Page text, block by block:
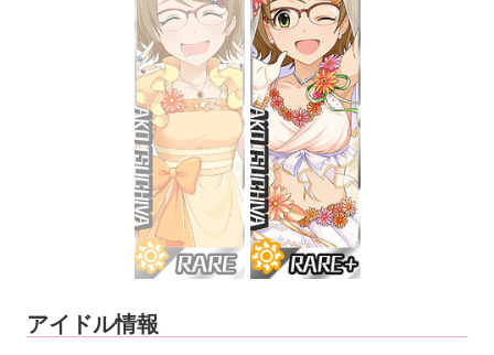
アイドル情報